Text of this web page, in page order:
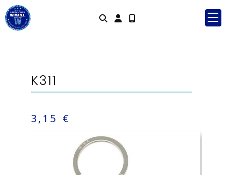
Identifícat
K311
3,15 €